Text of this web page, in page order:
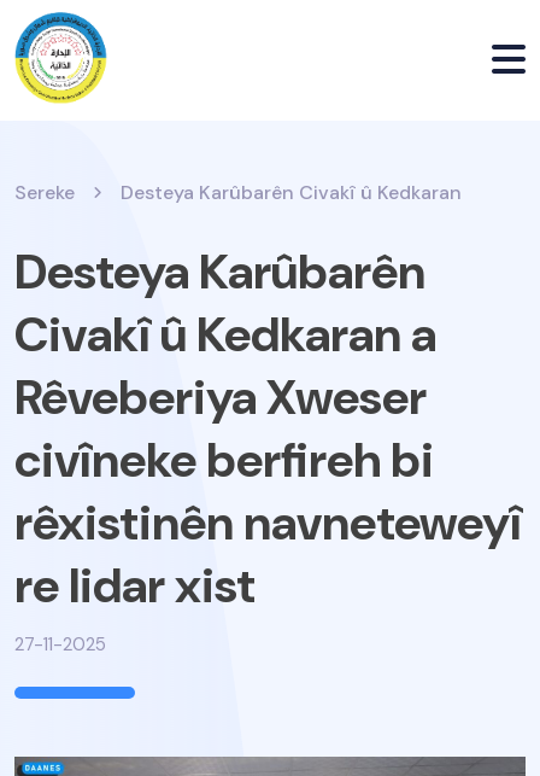
Sereke Desteya Karûbarên Civakî û Kedkaran
Desteya Karûbarên
Civakî û Kedkaran a
Rêveberiya Xweser
civîneke berfireh bi
rêxistinên navneteweyî
re lidar xist
27-11-2025